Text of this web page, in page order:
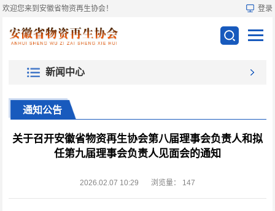
欢迎您来到安徽省物资再生协会！ 登录
新闻中心
通知公告
关于召开安徽省物资再生协会第八届理事会负责人和拟
任第九届理事会负责人见面会的通知
2026.02.07 10:29 浏览量： 147